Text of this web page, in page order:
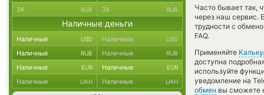
Часто бывает так,
через наш сервис.
трудности с
FAQ.
Применяйте
доступна
используйте
уведомление на
обмен вы сможете
ЗК RUB ЗК RUB
Наличные деньги
Наличные USD Наличные USD
Наличные RUB Наличные RUB
Наличные EUR Наличные EUR
Наличные UAH Наличные UAH